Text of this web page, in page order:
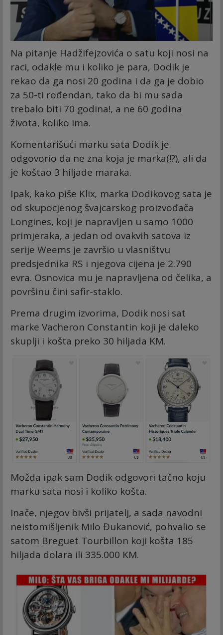
Na pitanje Hadžifejzovića o satu koji nosi na
raci, odakle mu i koliko je para, Dodik je
rekao da ga nosi 20 godina i da ga je dobio
za 50-ti rođendan, tako da bi mu sada
trebalo biti 70 godina!, a ne 60 godina
života, koliko ima.
Komentarišući marku sata Dodik je
odgovorio da ne zna koja je marka(!?), ali da
je koštao 3 hiljade maraka.
Ipak, kako piše Klix, marka Dodikovog sata je
od skupocjenog švajcarskog proizvođača
Longines, koji je napravljen u samo 1000
primjeraka, a jedan od ovakvih satova iz
serije Weems je završio u vlasništvu
predsjednika RS i njegova cijena je 2.790
evra. Osnovica mu je napravljena od čelika, a
površinu čini safir-staklo.
Prema drugim izvorima, Dodik nosi sat
marke Vacheron Constantin koji je daleko
skuplji i košta preko 30 hiljada KM.
Možda ipak sam Dodik odgovori tačno koju
marku sata nosi i koliko košta.
Inače, njegov bivši prijatelj, a sada navodni
neistomišljenik Milo Đukanović, pohvalio se
satom Breguet Tourbillon koji košta 185
hiljada dolara ili 335.000 KM.